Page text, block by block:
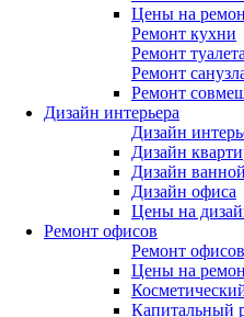
Цены на
Ремонт кухни
Ремонт туалета
Ремонт
Ремонт
Дизайн интерьера
Дизайн
Дизайн
Дизайн ванной
Дизайн офиса
Цены на
Ремонт офисов
Ремонт офисов
Цены на
Капитальный